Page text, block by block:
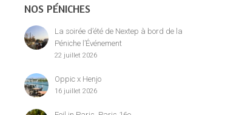
NOS PÉNICHES
La soirée d’été de Nextep à bord de la
Péniche l’Événement
22 juillet 2026
Oppic x Henjo
16 juillet 2026